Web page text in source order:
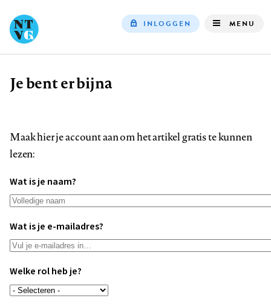
INLOGGEN MENU
Kruimelpad
Je bent er bijna
Maak hier je account aan om het artikel gratis te kunnen
lezen:
Wat is je naam?
Wat is je e-mailadres?
Welke rol heb je?